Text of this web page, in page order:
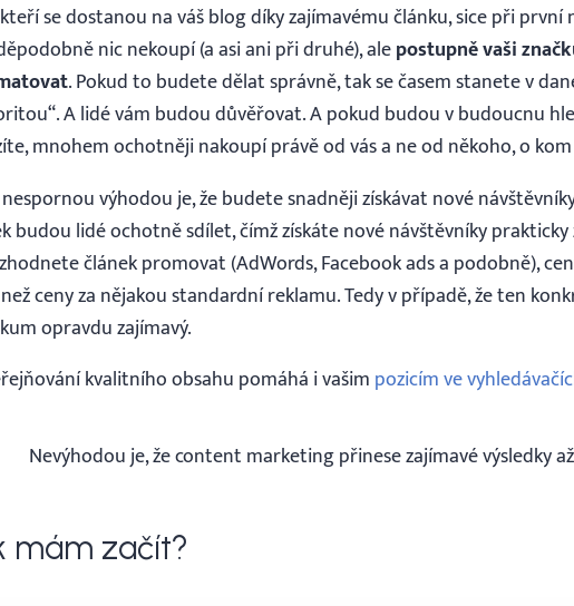
se dostanou na váš blog díky zajímavému článku, sice při první
nic nekoupí (a asi ani při druhé), alepostupně vaši
. Pokud to budete dělat správně, tak se časem stanete v
A lidé vám budou důvěřovat. A pokud budou v budoucnu
mnohem ochotněji nakoupí právě od vás a ne od někoho, o
výhodou je, že budete snadněji získávat nové
budou lidé ochotně sdílet, čímž získáte nové návštěvníky prakticky
článek promovat (AdWords, Facebook ads a podobně),
ceny za nějakou standardní reklamu. Tedy v případě, že ten
opravdu zajímavý.
kvalitního obsahu pomáhá i vašim pozicím ve
Nevýhodou je, že content marketing přinese zajímavé výsledky
mám začít?